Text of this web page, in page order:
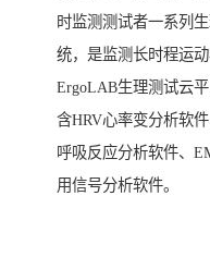
时监测测试者一系列
统，是监测长时程运
ErgoLAB生理测试云
含HRV心率变分析软
呼吸反应分析软件、
用信号分析软件。